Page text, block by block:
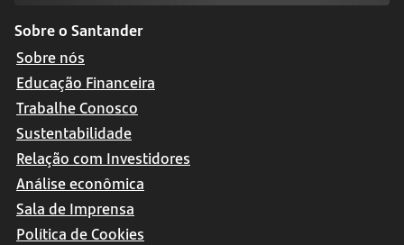
Sobre o Santander
Sobre nós
Educação Financeira
Trabalhe Conosco
Sustentabilidade
Relação com Investidores
Análise econômica
Sala de Imprensa
Política de Cookies